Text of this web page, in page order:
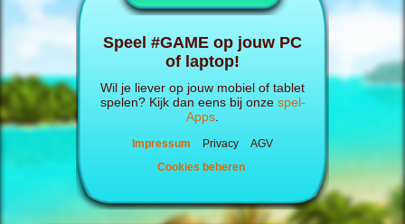
Speel #GAME op jouw PC
of laptop!
Wil je liever op jouw mobiel of tablet
spelen? Kijk dan eens bij onze spel-
Apps
Impressum Privacy
AGV
Cookies beheren